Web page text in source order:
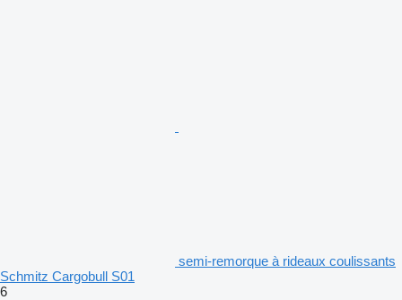
semi-remorque à rideaux coulissants
Schmitz Cargobull S01
6